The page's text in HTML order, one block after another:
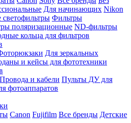
Для начинающих Nikon
Фильтры
поляризационные ND-фильтры
кольца для фильтров
Для зеркальных
и кейсы для фототехники
Провода и кабели Пульты ДУ для
фотоаппаратов
Canon Fujifilm Все бренды Детские